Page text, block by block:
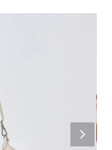
円(税込)